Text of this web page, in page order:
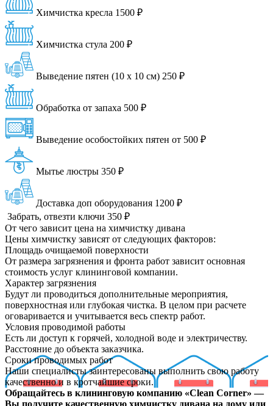
Химчистка кресла 1500 ₽
Химчистка стула 200 ₽
Выведение пятен (10 х 10 см) 250 ₽
Обработка от запаха 500 ₽
Выведение особостойких пятен от 500 ₽
Мытье люстры 350 ₽
Доставка доп оборудования 1200 ₽
Забрать, отвезти ключи 350 ₽
От чего зависит цена на химчистку дивана
Цены химчистку зависят от следующих факторов:
Площадь очищаемой поверхности
От размера загрязнения и фронта работ зависит основная
стоимость услуг клининговой компании.
Характер загрязнения
Будут ли проводиться дополнительные мероприятия,
поверхностная или глубокая чистка. В целом при расчете
оговаривается и учитывается весь спектр работ.
Условия проводимой работы
Есть ли доступ к горячей, холодной воде и электричеству.
Расстояние до объекта заказчика.
Сроки проводимых работ
Наши специалисты заинтересованы выполнить свою работу
качественно и в кротчайшие сроки.
Обращайтесь в клининговую компанию «Clean Corner» —